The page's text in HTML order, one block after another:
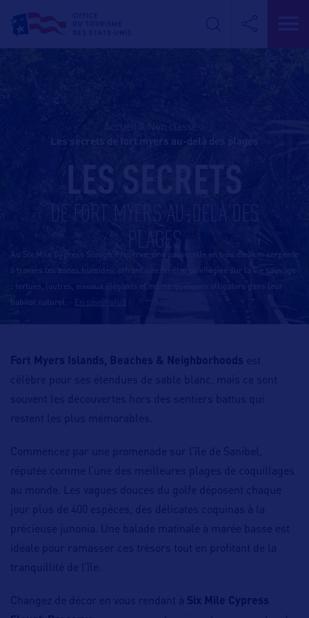
Accueil Non classé
les secrets de fort myers au-delà des plages
LES SECRETS
DE FORT MYERS AU-DELÀ DES
PLAGES
Au Six Mile Cypress Slough Preserve, une passerelle en bois de 2km serpente
à travers les zones humides, offrant une fenêtre privilégiée sur la vie sauvage
: tortues, loutres, oiseaux élégants et même quelques alligators dans leur
habitat naturel.
Fort Myers Islands, Beaches & Neighborhoods est
célèbre pour ses étendues de sable blanc, mais ce sont
souvent les découvertes hors des sentiers battus qui
restent les plus mémorables.
Commencez par une promenade sur l’île de Sanibel,
réputée comme l’une des meilleures plages de coquillages
au monde. Les vagues douces du golfe déposent chaque
jour plus de 400 espèces, des délicates coquinas à la
précieuse junonia. Une balade matinale à marée basse est
idéale pour ramasser ces trésors tout en profitant de la
tranquillité de l’île.
Changez de décor en vous rendant à Six Mile Cypress